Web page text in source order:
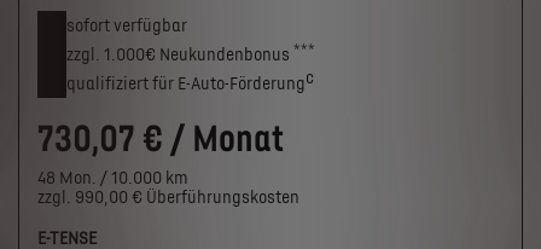
sofort verfügbar
zzgl. 1.000€ Neukunden­bonus ***
qualifiziert für E-Auto-Förderungc
730,07 € / Monat
48 Mon. / 10.000 km
zzgl. 990,00 € Überführungskosten
E-TENSE